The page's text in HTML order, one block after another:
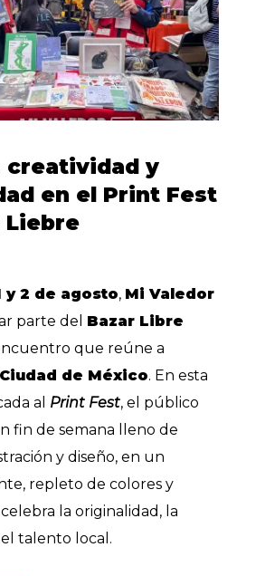
creatividad y
en el Print Fest
Liebre
y 2 de agosto, Mi Valedor
parte del Bazar Libre
que reúne a
Ciudad de México. En esta
al Print Fest, el público
fin de semana lleno de
y diseño, en un
repleto de colores y
la originalidad, la
talento local.